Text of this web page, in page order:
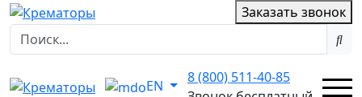
Заказать звонок
EN
8 (800) 511-40-85